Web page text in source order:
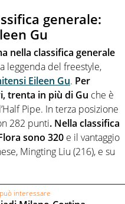
generale:
Gu
nella classifica generale
leggenda del freestyle,
Eileen Gu. Per
trenta in più di Gu che è
Pipe. In terza posizione
282 punti. Nella classifica
sono 320 e il vantaggio
Mingting Liu (216), e su
interessare